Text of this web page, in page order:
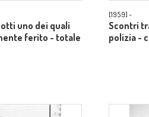
uno dei quali
ferito - totale
[1959] -
Scontri
polizia -